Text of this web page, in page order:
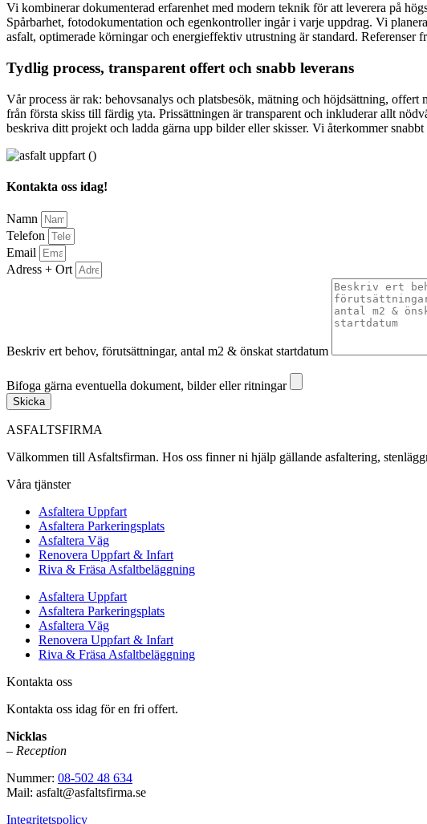
Vi kombinerar dokumenterad erfarenhet med modern teknik för att leverera på
Spårbarhet, fotodokumentation och egenkontroller ingår i varje uppdrag. Vi
asfalt, optimerade körningar och energieffektiv utrustning är standard. Referenser
Tydlig process, transparent offert och snabb leverans
Vår process är rak: behovsanalys och platsbesök, mätning och höjdsättning,
från första skiss till färdig yta. Prissättningen är transparent och inkluderar allt
beskriva ditt projekt och ladda gärna upp bilder eller skisser. Vi återkommer
Kontakta oss idag!
Namn
Telefon
Email
Adress + Ort
Beskriv ert behov, förutsättningar, antal m2 & önskat startdatum
Bifoga gärna eventuella dokument, bilder eller ritningar
Skicka
ASFALTSFIRMA
Välkommen till Asfaltsfirman. Hos oss finner ni hjälp gällande asfaltering,
Våra tjänster
Asfaltera Uppfart
Asfaltera Parkeringsplats
Asfaltera Väg
Renovera Uppfart & Infart
Riva & Fräsa Asfaltbeläggning
Asfaltera Uppfart
Asfaltera Parkeringsplats
Asfaltera Väg
Renovera Uppfart & Infart
Riva & Fräsa Asfaltbeläggning
Kontakta oss
Kontakta oss idag för en fri offert.
Nicklas
– Reception
Nummer: 08-502 48 634
Mail: asfalt@asfaltsfirma.se
Integritetspolicy